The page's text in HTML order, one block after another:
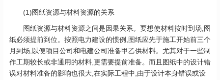
(1)图纸资源与材料资源的关系
图纸资源与材料资源之间是因果关系。要想使材料按时到场,图
纸必须提前到位。按照电力建设的惯例,图纸应先于施工开始前三个
月到场,以便项目公司和电建公司准备甲乙供材料。尤其对于一些制
作工期较长或非通用的材料,更需要提前准备。而且图纸中的设计错
误对材料准备的影响也很大,在实际工程中,由于设计本身错误或设